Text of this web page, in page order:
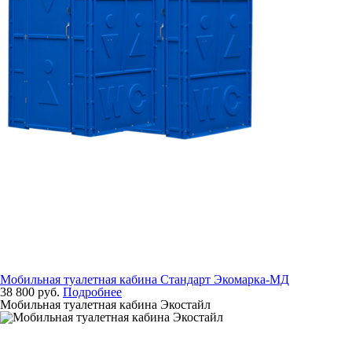
Мобильная туалетная кабина Стандарт Экомарка-МД
38 800 руб. Подробнее
Мобильная туалетная кабина Экостайл